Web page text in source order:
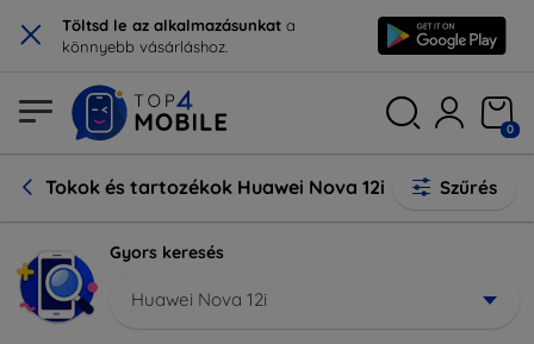
× Töltsd le az alkalmazásunkat a
könnyebb vásárláshoz.
0
Tokok és tartozékok Huawei Nova 12i Szűrés
Gyors keresés
Huawei Nova 12i